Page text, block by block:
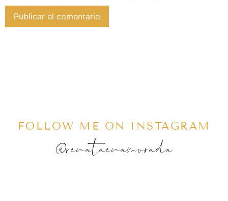
FOLLOW ME ON INSTAGRAM
@renataenamorada